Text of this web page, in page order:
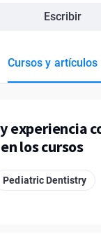
Escribir
Cursos y artículos
experiencia
los cursos
Pediatric Dentistry